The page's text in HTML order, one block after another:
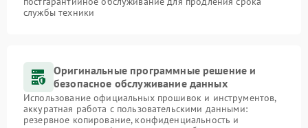
службы техники
Оригинальные программные решение и
безопасное обслуживание данных
Использование официальных прошивок и инструментов,
аккуратная работа с пользовательскими данными:
резервное копирование, конфиденциальность и